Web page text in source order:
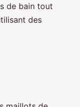
de bain tout
des